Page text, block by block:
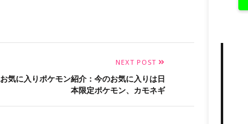
NEXT POST
お気に入りポケモン紹介：今のお気に入りは日
本限定ポケモン、カモネギ